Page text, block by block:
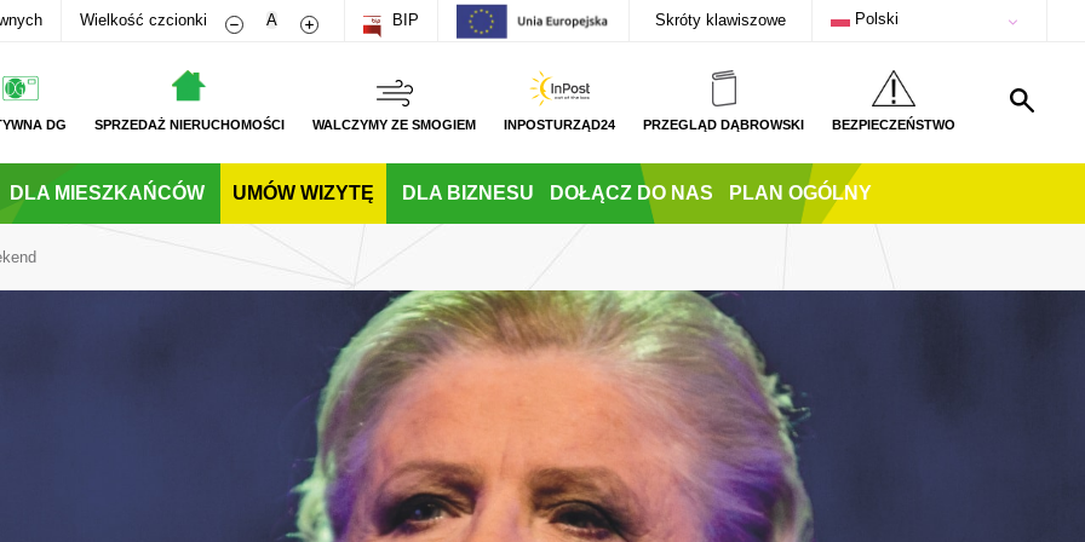
Wielkość czcionki Zmniejsz rozmiar czcionki
A Zwiększ rozmiar czcionki
BIP Skróty klawiszowe Polski
DG SPRZEDAŻ NIERUCHOMOŚCI WALCZYMY ZE SMOGIEM INPOSTURZĄD24 PRZEGLĄD DĄBROWSKI BEZPIECZEŃSTWO
DLA MIESZKAŃCÓW UMÓW WIZYTĘ DLA BIZNESU DOŁĄCZ DO NAS PLAN OGÓLNY